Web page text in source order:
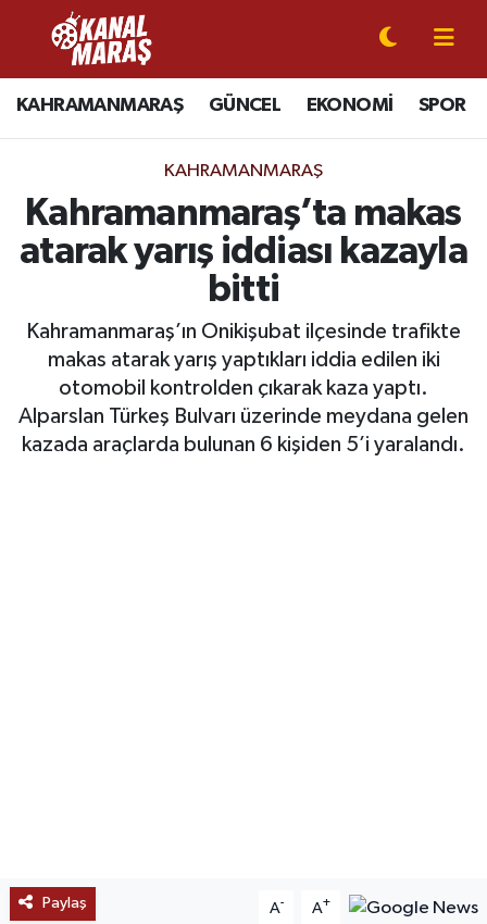
KAHRAMANMARAŞ GÜNCEL EKONOMİ SPOR
KAHRAMANMARAŞ
Kahramanmaraş’ta makas
atarak yarış iddiası kazayla
bitti
Kahramanmaraş’ın Onikişubat ilçesinde trafikte
makas atarak yarış yaptıkları iddia edilen iki
otomobil kontrolden çıkarak kaza yaptı.
Alparslan Türkeş Bulvarı üzerinde meydana gelen
kazada araçlarda bulunan 6 kişiden 5’i yaralandı.
Paylaş A- A+
CANLI YAYIN
KAHRAMANMARAŞ
SPOR
EKONOMİ
GÜNDEM
MEDYA
Kahramanmaraş Nöbetçi Eczaneler
Kahramanmaraş Hava Durumu
Kahramanmaraş Trafik Yoğunluk Haritası
Süper Lig Puan Durumu ve Fikstür
Tüm Manşetler
Son Dakika Haberleri